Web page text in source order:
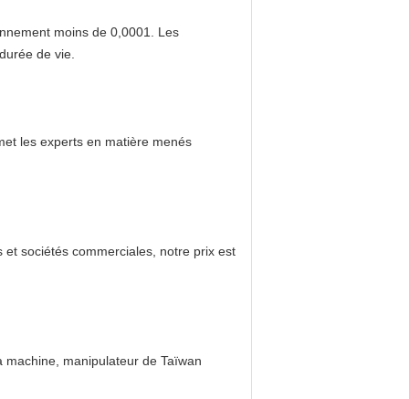
moins de 0,0001. Les
de vie.
les experts en matière menés
sociétés commerciales, notre prix est
manipulateur de Taïwan